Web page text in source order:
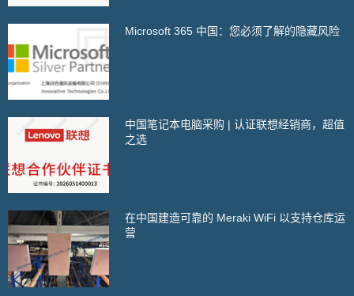
Microsoft 365 中国：您必须了解的隐藏风险
中国笔记本电脑采购 | 认证联想经销商，超值
之选
在中国建造可靠的 Meraki WiFi 以支持仓库运
营